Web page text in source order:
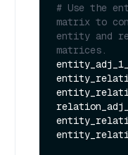
# Use the
matrix to
entity and
matrices.